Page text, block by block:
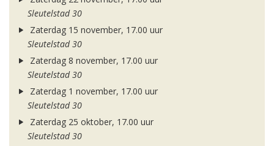
Sleutelstad 30
Zaterdag 15 november, 17.00 uur
Sleutelstad 30
Zaterdag 8 november, 17.00 uur
Sleutelstad 30
Zaterdag 1 november, 17.00 uur
Sleutelstad 30
Zaterdag 25 oktober, 17.00 uur
Sleutelstad 30